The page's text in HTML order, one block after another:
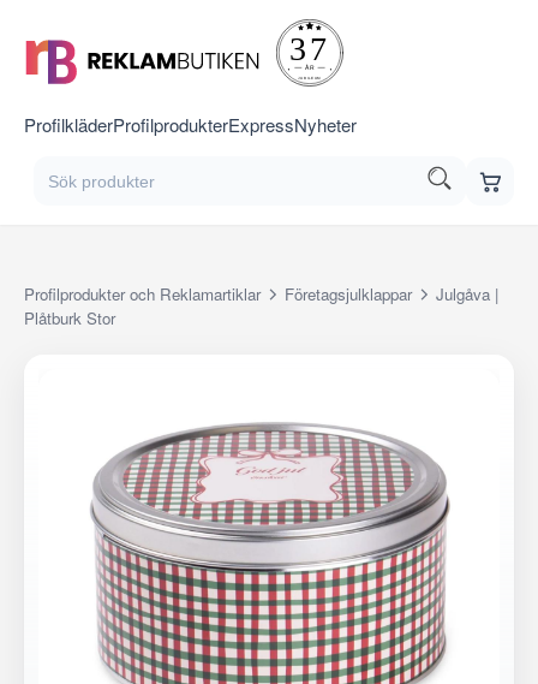
ProfilkläderProfilprodukterExpressNyheter
Profilprodukter och Reklamartiklar Företagsjulklappar
Julgåva |
Plåtburk Stor